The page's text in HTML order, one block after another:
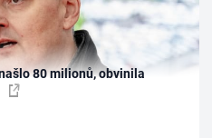
80 milionů, obvinila